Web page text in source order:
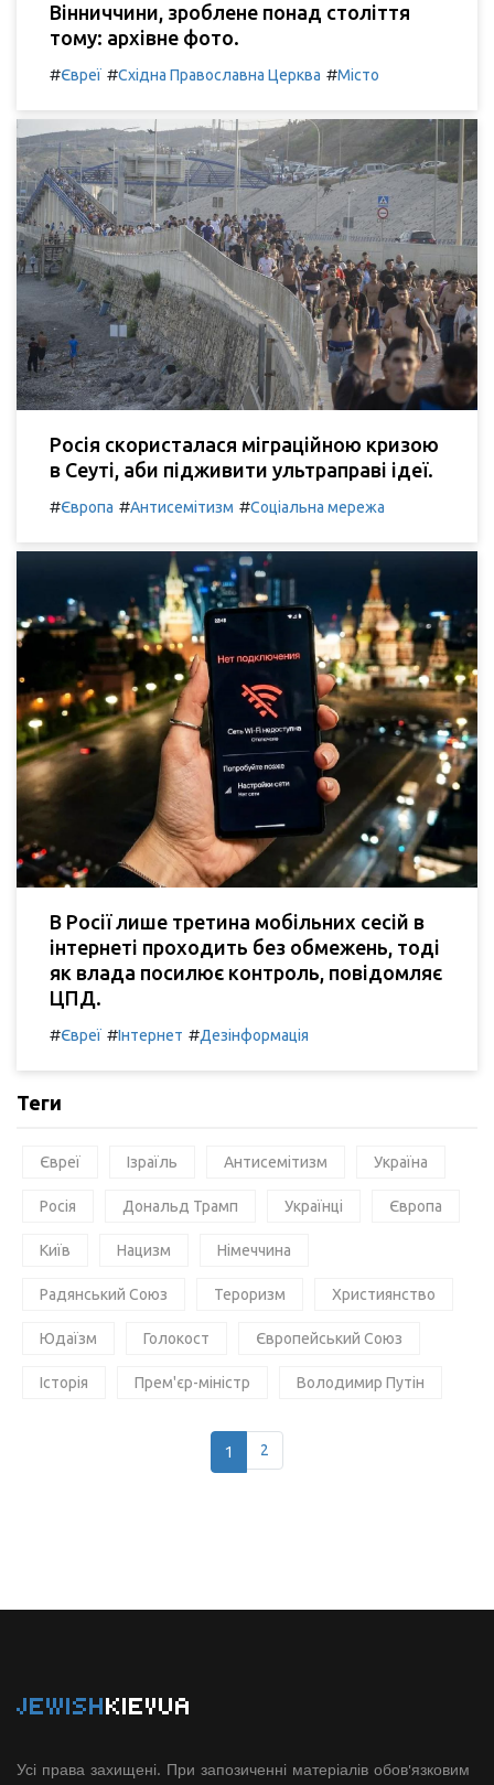
Вінниччини, зроблене понад століття
тому: архівне фото.
#Євреї #Східна Православна Церква #Місто
Росія скористалася міграційною кризою
в Сеуті, аби підживити ультраправі ідеї.
#Європа #Антисемітизм #Соціальна мережа
В Росії лише третина мобільних сесій в
інтернеті проходить без обмежень, тоді
як влада посилює контроль, повідомляє
ЦПД.
#Євреї #Інтернет #Дезінформація
Теги
Євреї Ізраїль Антисемітизм Україна
Росія Дональд Трамп Українці Європа
Київ Нацизм Німеччина
Радянський Союз Тероризм Християнство
Юдаїзм Голокост Європейський Союз
Історія Прем'єр-міністр Володимир Путін
1 2
JEWISHKIEVUA
Усі права захищені. При запозиченні матеріалів обов'язковим